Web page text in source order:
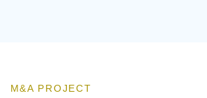
M&A PROJECT